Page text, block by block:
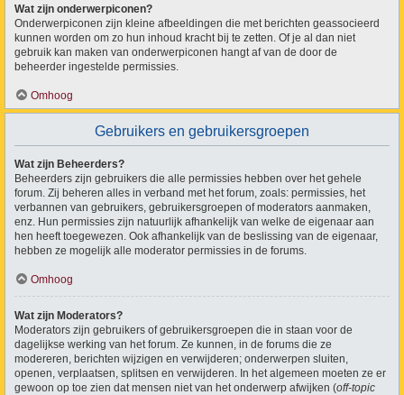
Wat zijn onderwerpiconen?
Onderwerpiconen zijn kleine afbeeldingen die met berichten geassocieerd
kunnen worden om zo hun inhoud kracht bij te zetten. Of je al dan niet
gebruik kan maken van onderwerpiconen hangt af van de door de
beheerder ingestelde permissies.
Omhoog
Gebruikers en gebruikersgroepen
Wat zijn Beheerders?
Beheerders zijn gebruikers die alle permissies hebben over het gehele
forum. Zij beheren alles in verband met het forum, zoals: permissies, het
verbannen van gebruikers, gebruikersgroepen of moderators aanmaken,
enz. Hun permissies zijn natuurlijk afhankelijk van welke de eigenaar aan
hen heeft toegewezen. Ook afhankelijk van de beslissing van de eigenaar,
hebben ze mogelijk alle moderator permissies in de forums.
Omhoog
Wat zijn Moderators?
Moderators zijn gebruikers of gebruikersgroepen die in staan voor de
dagelijkse werking van het forum. Ze kunnen, in de forums die ze
modereren, berichten wijzigen en verwijderen; onderwerpen sluiten,
openen, verplaatsen, splitsen en verwijderen. In het algemeen moeten ze er
gewoon op toe zien dat mensen niet van het onderwerp afwijken (off-topic